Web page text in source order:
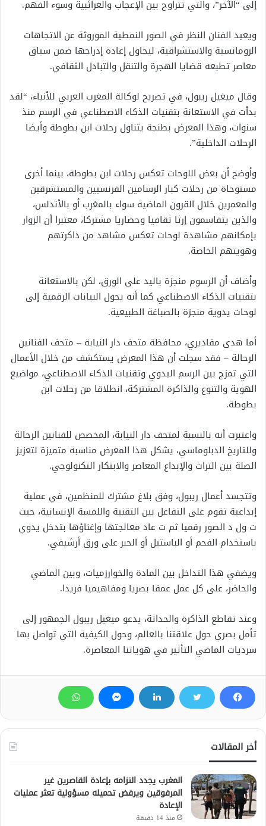
إلى “الآخر”، والتي تتراوح بين الإعجاب والغرائبية وسوء الفهم.
ويعيد الفنان النظر في الصور النمطية الموروثة عن الاتجاهات
الرومانسية والاستشراقية، ليحاول إعادة إدراجها ضمن سياق
معاصر تطبعه قضايا الهجرة والتنقل والتبادل الثقافي.
وقال ميغيل ريبول، في تصريح لوكالة المغرب العربي للأنباء، “لقد
بدأت في الاستعانة بتقنيات الذكاء الاصطناعي في الرسم منذ
سنوات، وهذا المعرض بطنجة يتناول رحلات ابن بطوطة وأيضا
الرحلات الداخلية”.
وأوضح أن بعض اللوحات تعكس رحلات ابن بطوطة، بينما أخرى
مستوحاة من رحلات كبار الرسامين الفرنسيين والمستشرقين
والمعمرين خلال القرون الماضية سواء بالمغرب أو بالأندلس،
والذين يتقاسمون إرثا ثقافيا وحضاريا مشتركا، معتبرا أن الزوار
بإمكانهم مشاهدة لوحات تعكس مشاهد من ذاكرتهم
وهويتهم الخاصة.
وأضاف أن الرسوم منجزة باليد على الورق، لكن بالاستعانة
بتقنيات الذكاء الاصطناعي كما أنه يحول البيانات الرقمية إلى
لوحات يدوية منجزة بالصباغة الطبيعية.
أما هدى مقاديري، محافظة متحف دار النيابة – متحف الفنانين
الرحالة – فقد سجلت أن هذا المعرض يستكشف من خلال الأعمال
التي تمزج بين الرسم اليدوي وتقنيات الذكاء الاصطناعي، مواضيع
الهوية والتنوع والذاكرة المشتركة، انطلاقا من رحلات ابن
بطوطة.
واعتبرت أنه بالنسبة لمتحف دار النيابة، المخصص للفنانين الرحالة
وللتاريخ الدبلوماسي، يشكل هذا المعرض مناسبة متميزة لتعزيز
الصلة بين التراث والإبداع المعاصر والابتكار التكنولوجي.
وتتجسد أعمال ريبول، وفق بلاغ مشترك للمنظمين، في عملية
إبداعية تقوم على التفاعل بين التقنية واللمسة الإنسانية، حيث
ت ول د الصور رقميا ثم ت عاد معالجتها وإغناؤها بتدخل يدوي
باستخدام الفحم أو الباستيل أو الحبر على ورق أرشيفي.
ويضفي هذا التداخل بين المادة والخوارزميات، وبين الماضي
والحاضر، على كل عمل عمقا بصريا ومفاهيميا فريدا.
وعند تقاطع الذاكرة والحداثة، يدعو ميغيل ريبول الجمهور إلى
تأمل بصري حول علاقتنا بالعالم، وحول الكيفية التي تواصل بها
سرديات الماضي التأثير في هوياتنا المعاصرة.
أخر المقالات
المغرب يجدد التزامه بإعادة القاصرين غير
المرفوقين ويرفض تحميله مسؤولية تعثر عمليات
الإعادة
منذ 14 دقيقة